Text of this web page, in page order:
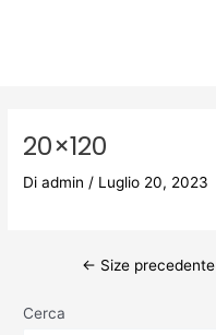
20×120
Diadmin / Luglio 20, 2023
← Size precedente
Cerca